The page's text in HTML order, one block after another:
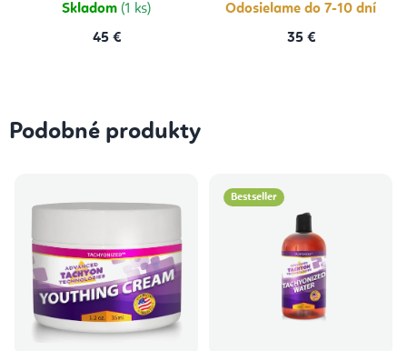
Skladom (1 ks)
45 €
Odosielame do 7-10 dní
35 €
Podobné produkty
Bestseller